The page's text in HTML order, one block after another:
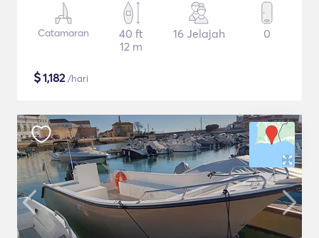
Catamaran
40 ft
12 m
16 Jelajah 0
$1,182/hari